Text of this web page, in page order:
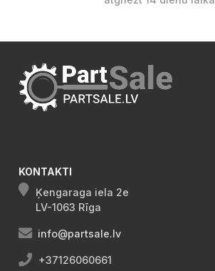
KONTAKTI
Ķengaraga iela 2e
LV-1063 Rīga
info@partsale.lv
+37126060661